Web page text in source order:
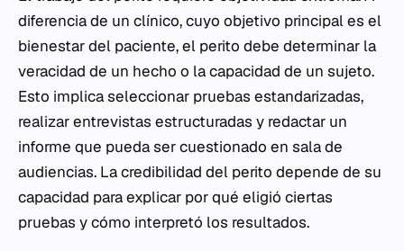
diferencia de un clínico, cuyo objetivo principal es el
bienestar del paciente, el perito debe determinar la
veracidad de un hecho o la capacidad de un sujeto.
Esto implica seleccionar pruebas estandarizadas,
realizar entrevistas estructuradas y redactar un
informe que pueda ser cuestionado en sala de
audiencias. La credibilidad del perito depende de su
capacidad para explicar por qué eligió ciertas
pruebas y cómo interpretó los resultados.